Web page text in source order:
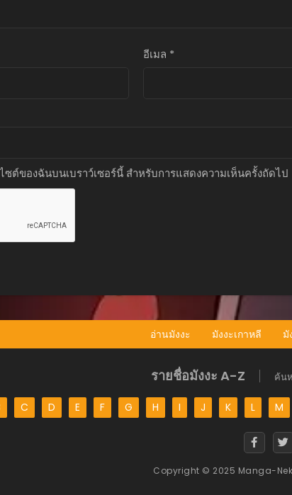
อีเมล *
ต์ของฉันบนเบราว์เซอร์นี้ สำหรับการแสดงความเห็นครั้งถัดไป
อ่านมังงะ มังงะเกาหลี มั
รายชื่อมังงะ A-Z ค้น
C D E F G H I J K L M
Copyright © 2025 Manga-